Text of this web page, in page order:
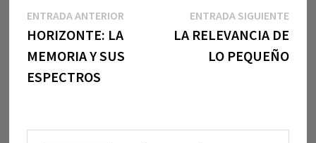
Navegación
de
entradas
ENTRADA ANTERIOREntrada
HORIZONTE: LA
MEMORIA Y SUS
ESPECTROS
ENTRADA SIGUIENTE
LA RELEVANCIA DE
LO PEQUEÑO